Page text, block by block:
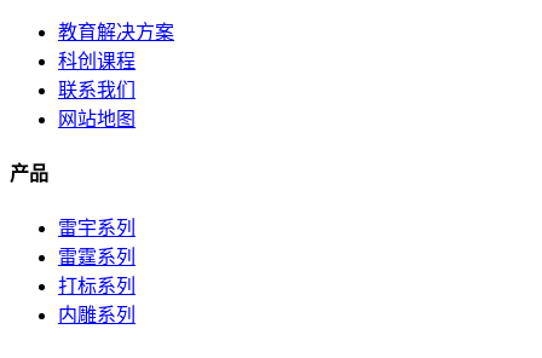
教育解决方案
科创课程
联系我们
网站地图
产品
雷宇系列
雷霆系列
打标系列
内雕系列